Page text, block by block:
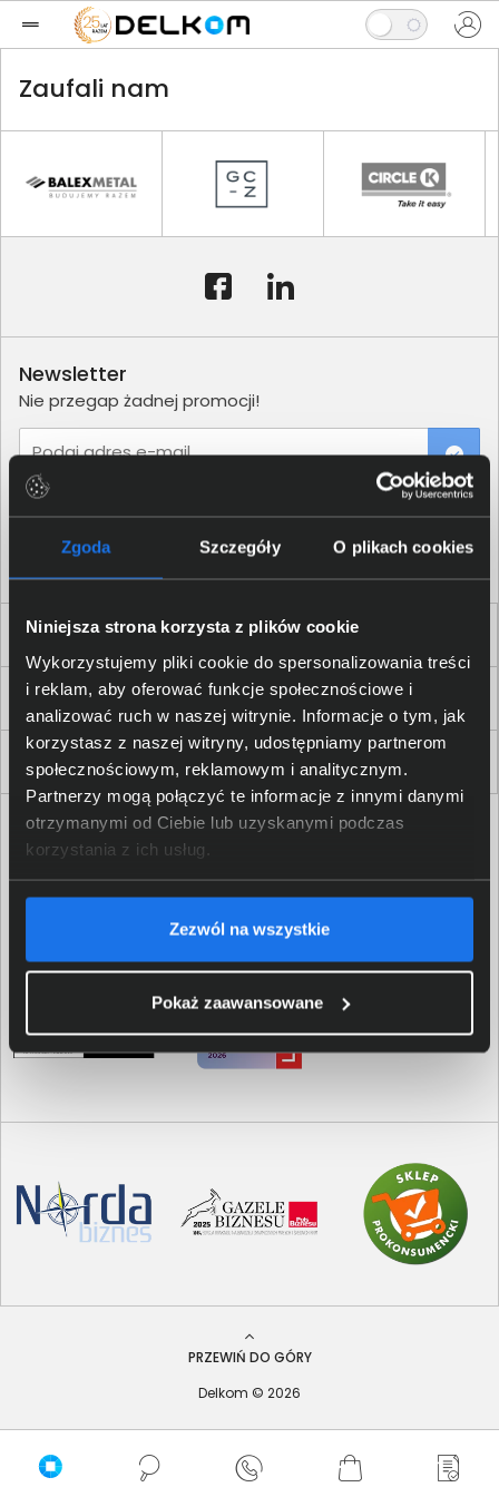
Zgoda Szczegóły O plikach cookies
Niniejsza strona korzysta z plików cookie
Wykorzystujemy pliki cookie do spersonalizowania treści
i reklam, aby oferować funkcje społecznościowe i
analizować ruch w naszej witrynie. Informacje o tym, jak
korzystasz z naszej witryny, udostępniamy partnerom
społecznościowym, reklamowym i analitycznym.
Partnerzy mogą połączyć te informacje z innymi danymi
otrzymanymi od Ciebie lub uzyskanymi podczas
korzystania z ich usług.
Zezwól na wszystkie
Pokaż zaawansowane
Zaufali nam
Dla Firm i Instytucji
Zakupy
Delkom 2000
Newsletter
Nie przegap żadnej promocji!
Podaj adres e-mail
PRZEWIŃ DO GÓRY
Delkom © 2026